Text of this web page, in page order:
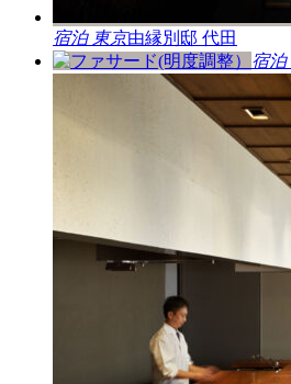
宿泊 東京由縁別邸 代田
宿泊